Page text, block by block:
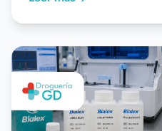
laboratorios pueden
tiempo, optimizar sus